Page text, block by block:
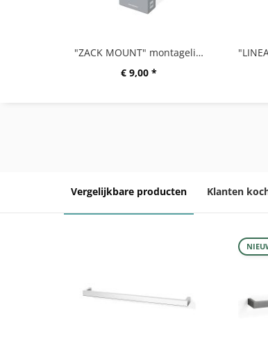
"ZACK MOUNT" montagelijm 12g
€ 9,00 *
Vergelijkbare producten Klanten